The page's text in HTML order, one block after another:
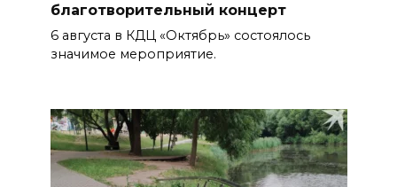
благотворительный концерт
6 августа в КДЦ «Октябрь» состоялось
значимое мероприятие.